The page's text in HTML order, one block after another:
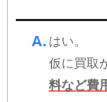
A. はい。
仮に買取
料など費